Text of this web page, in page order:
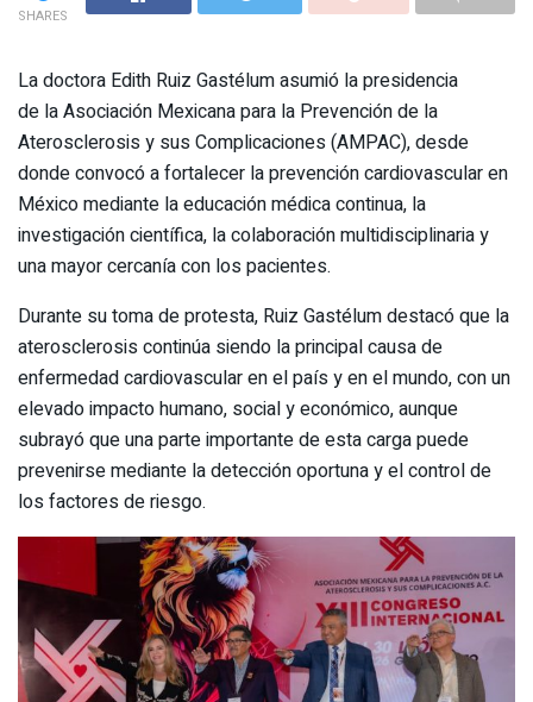
SHARES
La doctora Edith Ruiz Gastélum asumió la presidencia
de la Asociación Mexicana para la Prevención de la
Aterosclerosis y sus Complicaciones (AMPAC), desde
donde convocó a fortalecer la prevención cardiovascular en
México mediante la educación médica continua, la
investigación científica, la colaboración multidisciplinaria y
una mayor cercanía con los pacientes.
Durante su toma de protesta, Ruiz Gastélum destacó que la
aterosclerosis continúa siendo la principal causa de
enfermedad cardiovascular en el país y en el mundo, con un
elevado impacto humano, social y económico, aunque
subrayó que una parte importante de esta carga puede
prevenirse mediante la detección oportuna y el control de
los factores de riesgo.